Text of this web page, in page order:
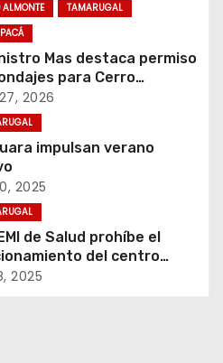
ALMONTE
TAMARUGAL
Mas destaca permiso
para Cerro
2026
impulsan verano
2025
de Salud prohíbe el
del centro
Tantakuy
2025